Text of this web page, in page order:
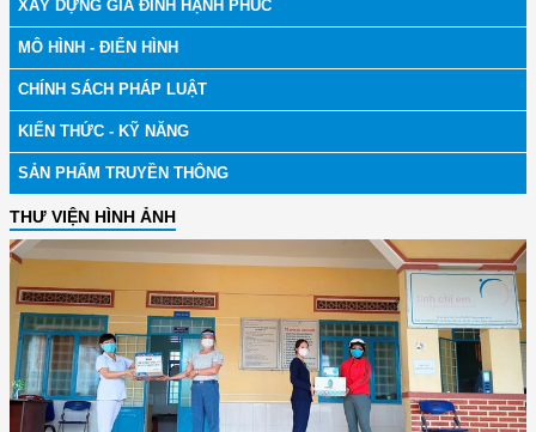
XÂY DỰNG GIA ĐÌNH HẠNH PHÚC
MÔ HÌNH - ĐIỂN HÌNH
CHÍNH SÁCH PHÁP LUẬT
KIẾN THỨC - KỸ NĂNG
SẢN PHẨM TRUYỀN THÔNG
THƯ VIỆN HÌNH ẢNH